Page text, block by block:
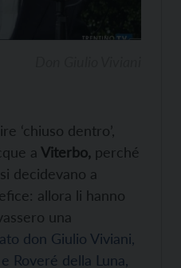
‘chiuso dentro’,
a Viterbo, perché
decidevano a
allora li hanno
una
don Giulio Viviani,
Roveré della Luna,